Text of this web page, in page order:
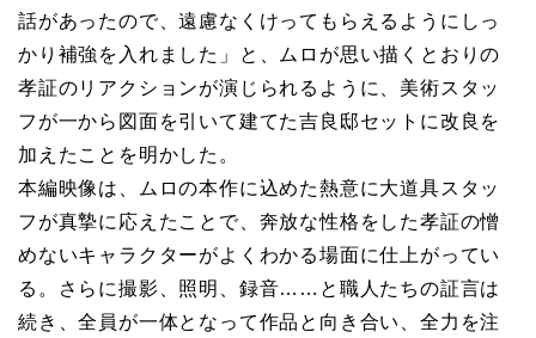
話があったので、遠慮なくけってもらえるようにしっ
かり補強を入れました」と、ムロが思い描くとおりの
孝証のリアクションが演じられるように、美術スタッ
フが一から図面を引いて建てた吉良邸セットに改良を
加えたことを明かした。
本編映像は、ムロの本作に込めた熱意に大道具スタッ
フが真摯に応えたことで、奔放な性格をした孝証の憎
めないキャラクターがよくわかる場面に仕上がってい
る。さらに撮影、照明、録音……と職人たちの証言は
続き、全員が一体となって作品と向き合い、全力を注